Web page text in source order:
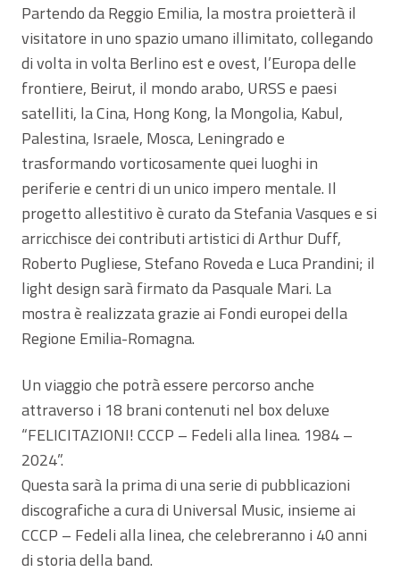
Partendo da Reggio Emilia, la mostra proietterà il
visitatore in uno spazio umano illimitato, collegando
di volta in volta Berlino est e ovest, l’Europa delle
frontiere, Beirut, il mondo arabo, URSS e paesi
satelliti, la Cina, Hong Kong, la Mongolia, Kabul,
Palestina, Israele, Mosca, Leningrado e
trasformando vorticosamente quei luoghi in
periferie e centri di un unico impero mentale. Il
progetto allestitivo è curato da Stefania Vasques e si
arricchisce dei contributi artistici di Arthur Duff,
Roberto Pugliese, Stefano Roveda e Luca Prandini; il
light design sarà firmato da Pasquale Mari. La
mostra è realizzata grazie ai Fondi europei della
Regione Emilia-Romagna.
Un viaggio che potrà essere percorso anche
attraverso i 18 brani contenuti nel box deluxe
“FELICITAZIONI! CCCP – Fedeli alla linea. 1984 –
2024”.
Questa sarà la prima di una serie di pubblicazioni
discografiche a cura di Universal Music, insieme ai
CCCP – Fedeli alla linea, che celebreranno i 40 anni
di storia della band.